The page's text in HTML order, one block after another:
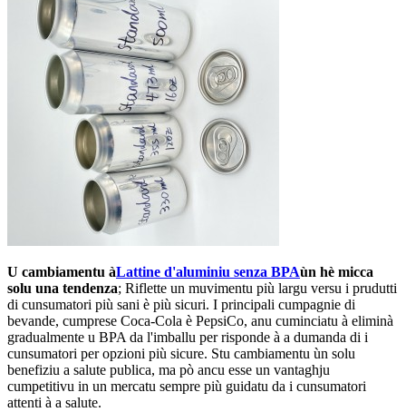
U cambiamentu àLattine d'aluminiu senza BPAùn hè micca
solu una tendenza; Riflette un muvimentu più largu versu i prudutti
di cunsumatori più sani è più sicuri. I principali cumpagnie di
bevande, cumprese Coca-Cola è PepsiCo, anu cuminciatu à eliminà
gradualmente u BPA da l'imballu per risponde à a dumanda di i
cunsumatori per opzioni più sicure. Stu cambiamentu ùn solu
benefiziu a salute publica, ma pò ancu esse un vantaghju
cumpetitivu in un mercatu sempre più guidatu da i cunsumatori
attenti à a salute.